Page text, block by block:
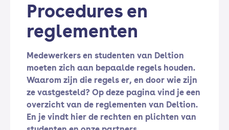
Procedures en
reglementen
Medewerkers en studenten van Deltion
moeten zich aan bepaalde regels houden.
Waarom zijn die regels er, en door wie zijn
ze vastgesteld? Op deze pagina vind je een
overzicht van de reglementen van Deltion.
En je vindt hier de rechten en plichten van